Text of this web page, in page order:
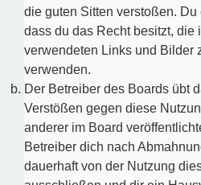
die guten Sitten verstoßen.
dass du das Recht besitzt, die
verwendeten Links und Bilder
verwenden.
Der Betreiber des Boards übt
Verstößen gegen diese
anderer im Board
Betreiber dich nach
dauerhaft von der Nutzung